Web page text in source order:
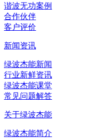
谐波无功案例
合作伙伴
客户评价
新闻资讯
绿波杰能新闻
行业新鲜资讯
绿波杰能课堂
常见问题解答
关于绿波杰能
绿波杰能简介